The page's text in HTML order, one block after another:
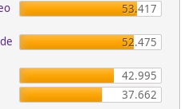
53.417
52.475
42.995
37.662